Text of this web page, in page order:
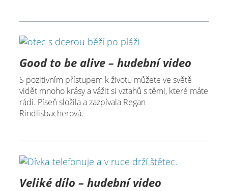
Good to be alive – hudební video
S pozitivním přístupem k životu můžete ve světě
vidět mnoho krásy a vážit si vztahů s těmi, které máte
rádi. Píseň složila a zazpívala Regan
Rindlisbacherová.
Veliké dílo – hudební video